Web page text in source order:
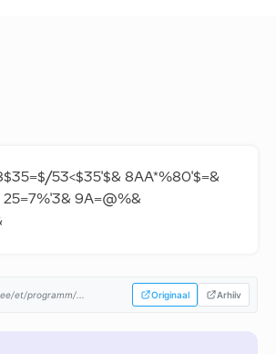
53<$35'$& 8AA*%80'$=&
9A=@%&
et/programm/... Originaal Arhiiv